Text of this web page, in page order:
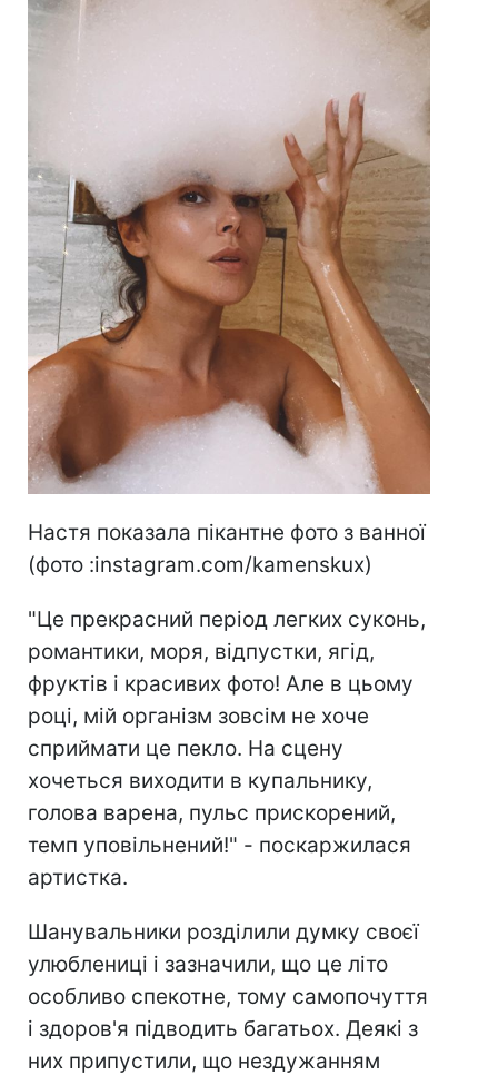
Настя показала пікантне фото з ванної
(фото :instagram.com/kamenskux)
"Це прекрасний період легких суконь,
романтики, моря, відпустки, ягід,
фруктів і красивих фото! Але в цьому
році, мій організм зовсім не хоче
сприймати це пекло. На сцену
хочеться виходити в купальнику,
голова варена, пульс прискорений,
темп уповільнений!" - поскаржилася
артистка.
Шанувальники розділили думку своєї
улюблениці і зазначили, що це літо
особливо спекотне, тому самопочуття
і здоров'я підводить багатьох. Деякі з
них припустили, що нездужанням